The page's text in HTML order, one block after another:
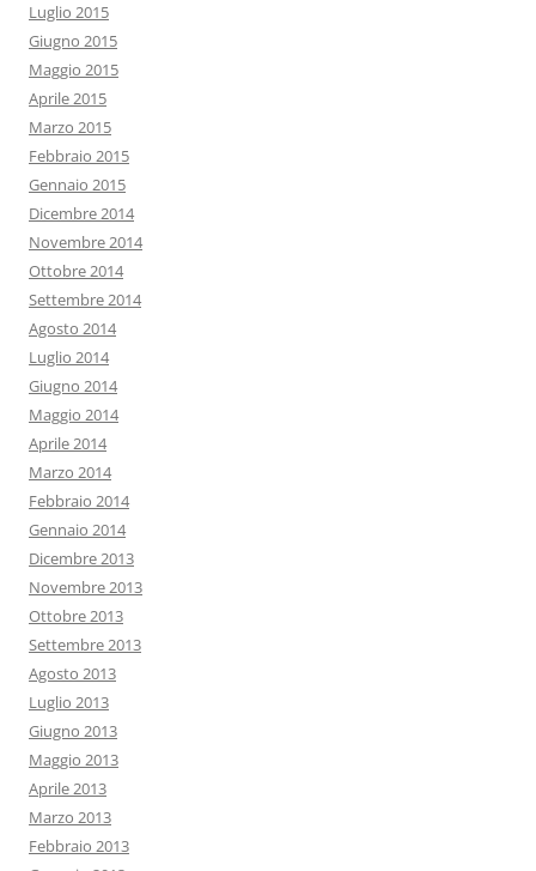
Luglio 2015
Giugno 2015
Maggio 2015
Aprile 2015
Marzo 2015
Febbraio 2015
Gennaio 2015
Dicembre 2014
Novembre 2014
Ottobre 2014
Settembre 2014
Agosto 2014
Luglio 2014
Giugno 2014
Maggio 2014
Aprile 2014
Marzo 2014
Febbraio 2014
Gennaio 2014
Dicembre 2013
Novembre 2013
Ottobre 2013
Settembre 2013
Agosto 2013
Luglio 2013
Giugno 2013
Maggio 2013
Aprile 2013
Marzo 2013
Febbraio 2013